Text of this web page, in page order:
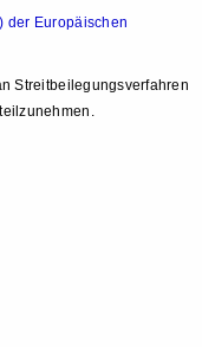
der Europäischen
Streitbeilegungsverfahren